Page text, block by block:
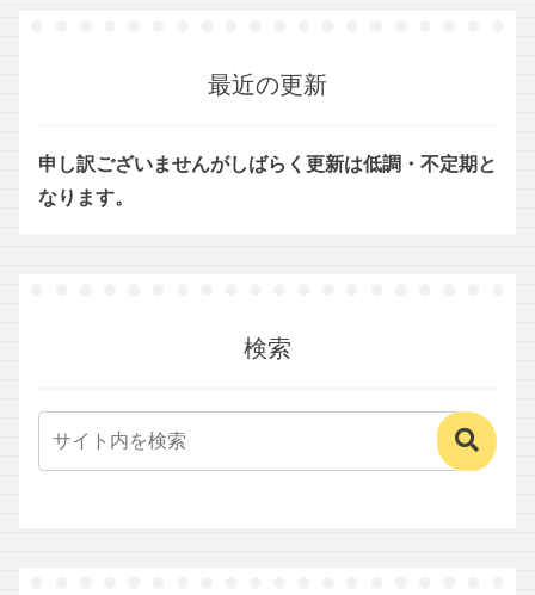
最近の更新
申し訳ございませんがしばらく更新は低調・不定期と
なります。
検索